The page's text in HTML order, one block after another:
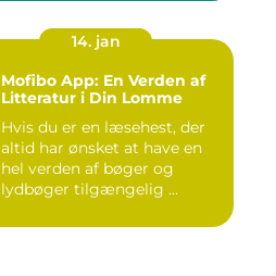
14. jan
Mofibo App: En Verden af
Litteratur i Din Lomme
Hvis du er en læsehest, der
altid har ønsket at have en
hel verden af bøger og
lydbøger tilgængelig ...